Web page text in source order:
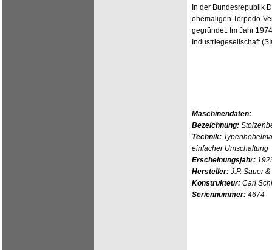
In der Bundesrepublik
ehemaligen Torpedo-
gegründet. Im Jahr
Industriegesellschaft
Maschinendaten:
Bezeichnung:
Technik:
einfacher Umschaltung
Erscheinungsjahr:
Hersteller: J.P. Sauer
Konstrukteur: Carl
Seriennummer: 4674